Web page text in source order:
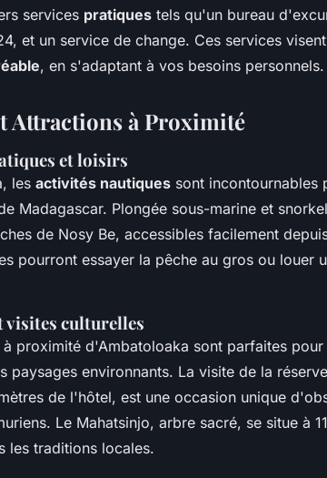
services pratiques tels qu'un bureau
et un service de change. Ces services
, en s'adaptant à vos besoins personnels.
Attractions à Proximité
et loisirs
les activités nautiques sont incontournables
Madagascar. Plongée sous-marine et
de Nosy Be, accessibles facilement
pourront essayer la pêche au gros ou louer
visites culturelles
à proximité d'Ambatoloaka sont parfaites
paysages environnants. La visite de la
de l'hôtel, est une occasion unique
Le Mahatsinjo, arbre sacré, se situe à
les traditions locales.